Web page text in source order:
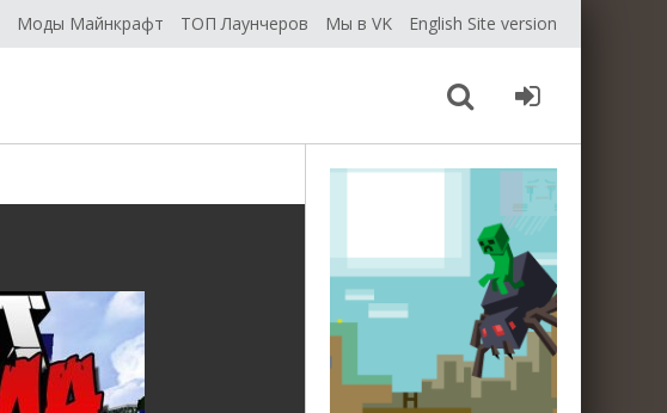
Моды Майнкрафт ТОП Лаунчеров Мы в VK English Site version